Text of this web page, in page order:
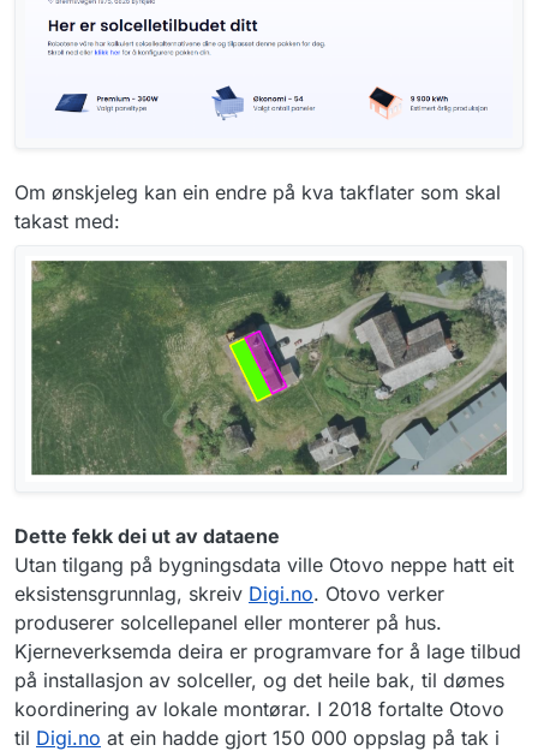
Om ønskjeleg kan ein endre på kva takflater som skal
takast med:
Dette fekk dei ut av dataene
Utan tilgang på bygningsdata ville Otovo neppe hatt eit
eksistensgrunnlag, skreiv Digi.no. Otovo verker
produserer solcellepanel eller monterer på hus.
Kjerneverksemda deira er programvare for å lage tilbud
på installasjon av solceller, og det heile bak, til dømes
koordinering av lokale montørar. I 2018 fortalte Otovo
til Digi.no at ein hadde gjort 150 000 oppslag på tak i